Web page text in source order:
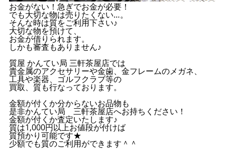
お金がない！急ぎでお金が必要！
でも大切な物は売りたくない…。
そんな時は質をご利用下さい♪
大切な物を預けて、
お金が借りられます。
しかも審査もありません♪
質屋 かんてい局 三軒茶屋店では
貴金属のアクセサリーや金歯、金フレームのメガネ、
工具や楽器、ゴルフクラブ等の
買取、質も行なっております。
金額が付くか分からないお品物も
是非かんてい局 三軒茶屋店へお持ちください！
金額が付くか査定いたします♪
質は1,000円以上お値段が付けば
質預かり可能です★
少額でも質のご利用ができます＾＾